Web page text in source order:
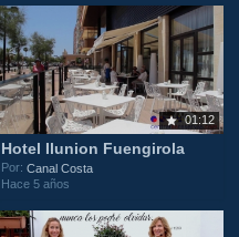
01:12
Hotel Ilunion Fuengirola
Por:Canal Costa
Hace 5 años